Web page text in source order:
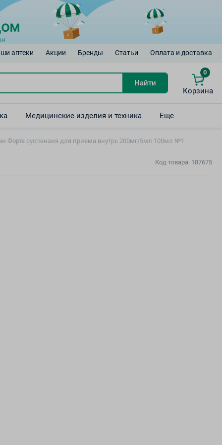
аптеки Акции Бренды Статьи Оплата и доставка
Найти
0
Корзина
Медицинские изделия и техника Еще
Форте суспензия для приема внутрь 200мг/5мл 100мл №1
Код товара: 187675